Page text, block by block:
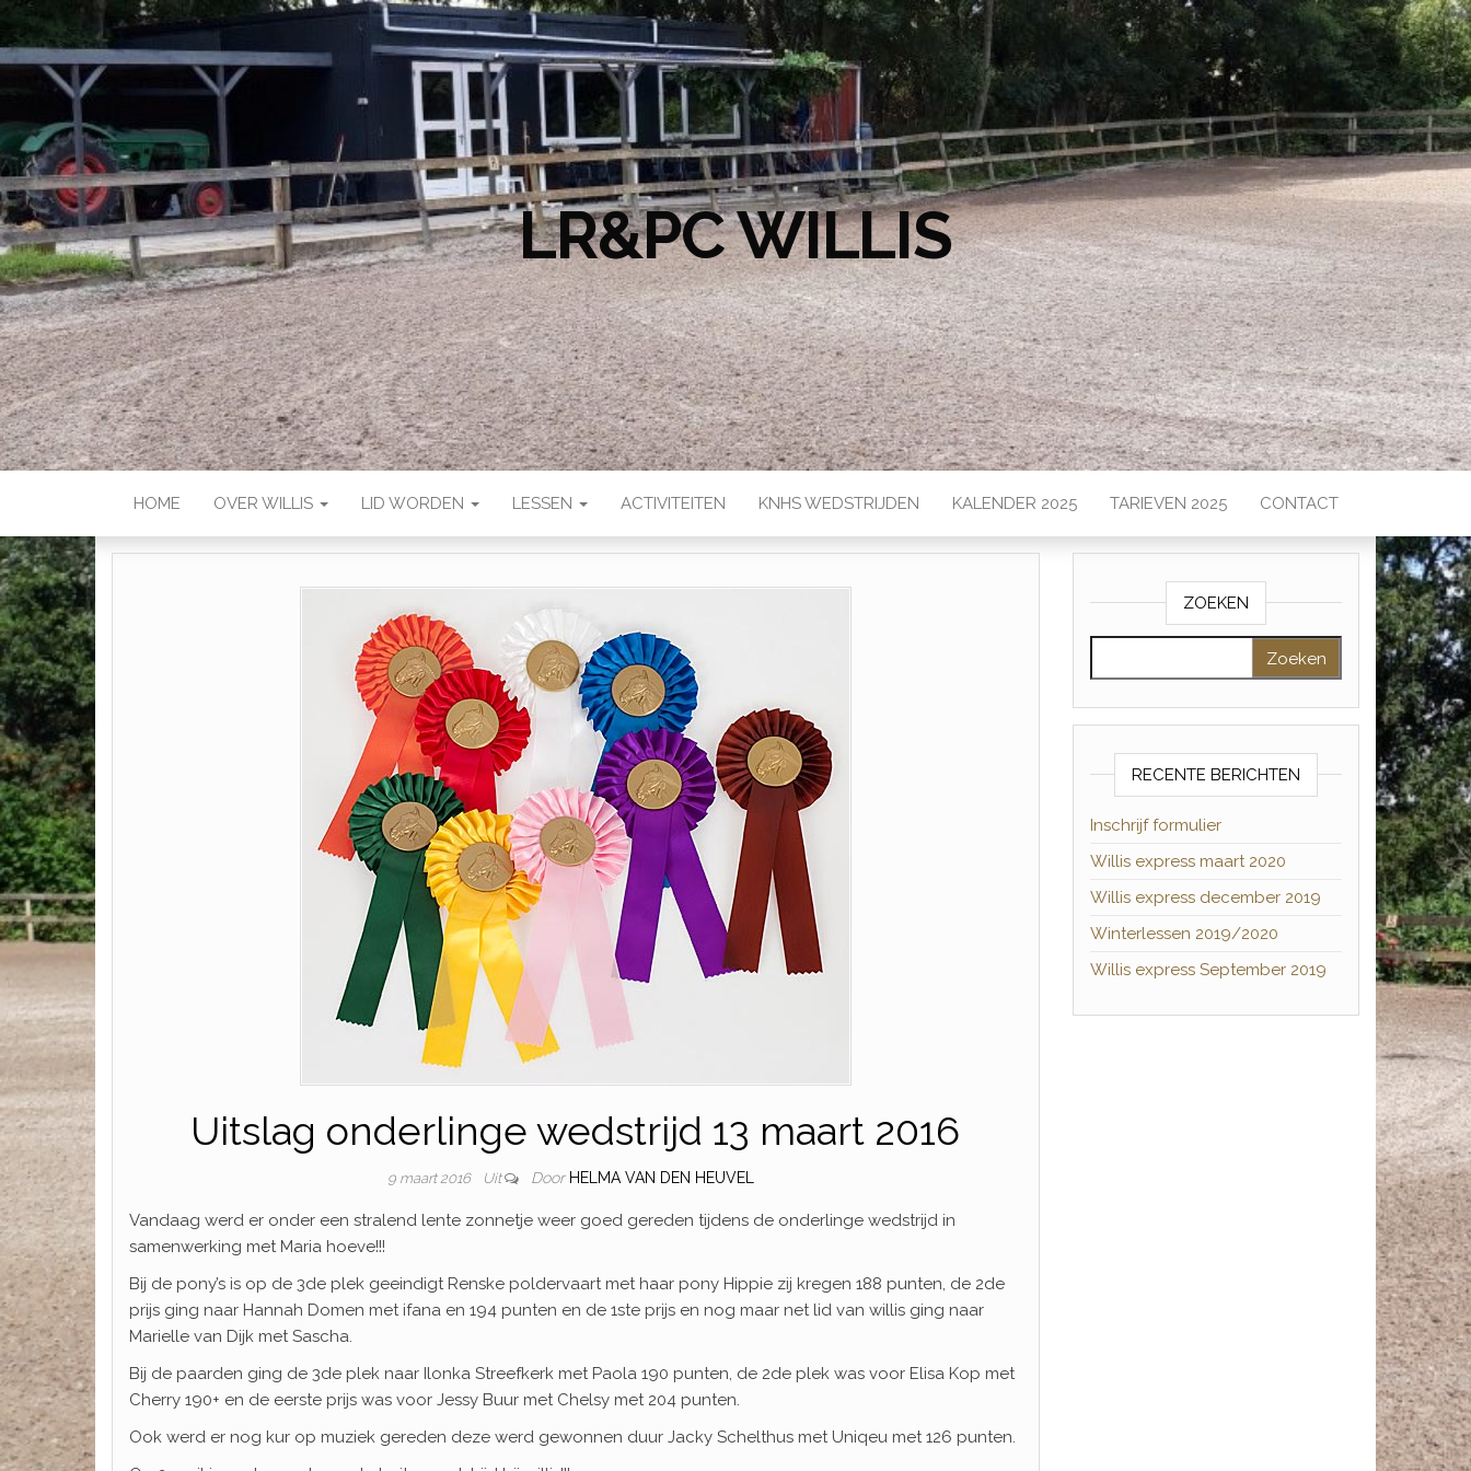
LR&PC WILLIS
HOME OVER WILLIS LID WORDEN LESSEN ACTIVITEITEN KNHS WEDSTRIJDEN KALENDER 2025 TARIEVEN 2025 CONTACT
Uitslag onderlinge wedstrijd 13 maart 2016
9 maart 2016 Uit Door HELMA VAN DEN HEUVEL
Vandaag werd er onder een stralend lente zonnetje weer goed gereden tijdens de onderlinge wedstrijd in
samenwerking met Maria hoeve!!!
Bij de pony’s is op de 3de plek geeindigt Renske poldervaart met haar pony Hippie zij kregen 188 punten, de 2de
prijs ging naar Hannah Domen met ifana en 194 punten en de 1ste prijs en nog maar net lid van willis ging naar
Marielle van Dijk met Sascha.
Bij de paarden ging de 3de plek naar Ilonka Streefkerk met Paola 190 punten, de 2de plek was voor Elisa Kop met
Cherry 190+ en de eerste prijs was voor Jessy Buur met Chelsy met 204 punten.
Ook werd er nog kur op muziek gereden deze werd gewonnen duur Jacky Schelthus met Uniqeu met 126 punten.
ZOEKEN
RECENTE BERICHTEN
Inschrijf formulier
Willis express maart 2020
Willis express december 2019
Winterlessen 2019/2020
Willis express September 2019